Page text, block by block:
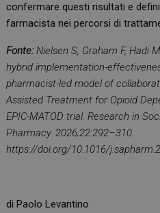
confermare questi risultati e
farmacista nei percorsi di
Fonte:Nielsen S, Graham F, Hadi
hybrid implementation-
pharmacist-led model of
Assisted Treatment for Opioid
EPIC-MATOD trial. Research in
Pharmacy. 2026;22:292–310.
https://doi.org/10.1016/
di Paolo Levantino